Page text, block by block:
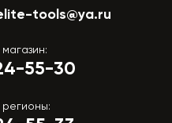
tools@ya.ru
55-30